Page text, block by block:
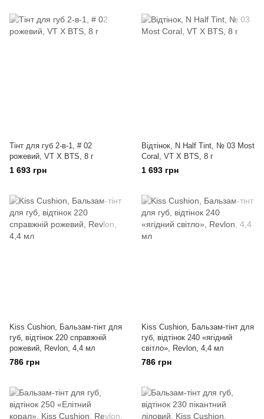
Тінт для губ 2-в-1, # 02
рожевий, VT X BTS, 8 г
1 693 грн
Відтінок, N Half Tint, № 03 Most
Coral, VT X BTS, 8 г
1 693 грн
Kiss Cushion, Бальзам-тінт для
губ, відтінок 220 справжній
рожевий, Revlon, 4,4 мл
786 грн
Kiss Cushion, Бальзам-тінт для
губ, відтінок 240 «ягідний
світло», Revlon, 4,4 мл
786 грн